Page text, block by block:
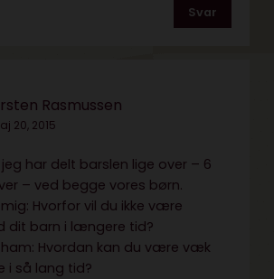
Svar
Rasmussen
20, 2015
har delt barslen lige over – 6
– ved begge vores børn.
Hvorfor vil du ikke være
dit barn i længere tid?
Hvordan kan du være væk
i så lang tid?